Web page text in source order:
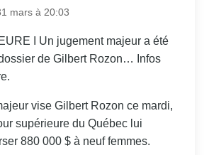
mars à 20:03
I Un jugement majeur a été
de Gilbert Rozon… Infos
vise Gilbert Rozon ce mardi,
supérieure du Québec lui
880 000 $ à neuf femmes.